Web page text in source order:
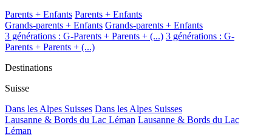
Parents + Enfants Parents + Enfants
Grands-parents + Enfants Grands-parents + Enfants
3 générations : G-Parents + Parents + (...) 3 générations : G-
Parents + Parents + (...)
Destinations
Suisse
Dans les Alpes Suisses Dans les Alpes Suisses
Lausanne & Bords du Lac Léman Lausanne & Bords du Lac
Léman